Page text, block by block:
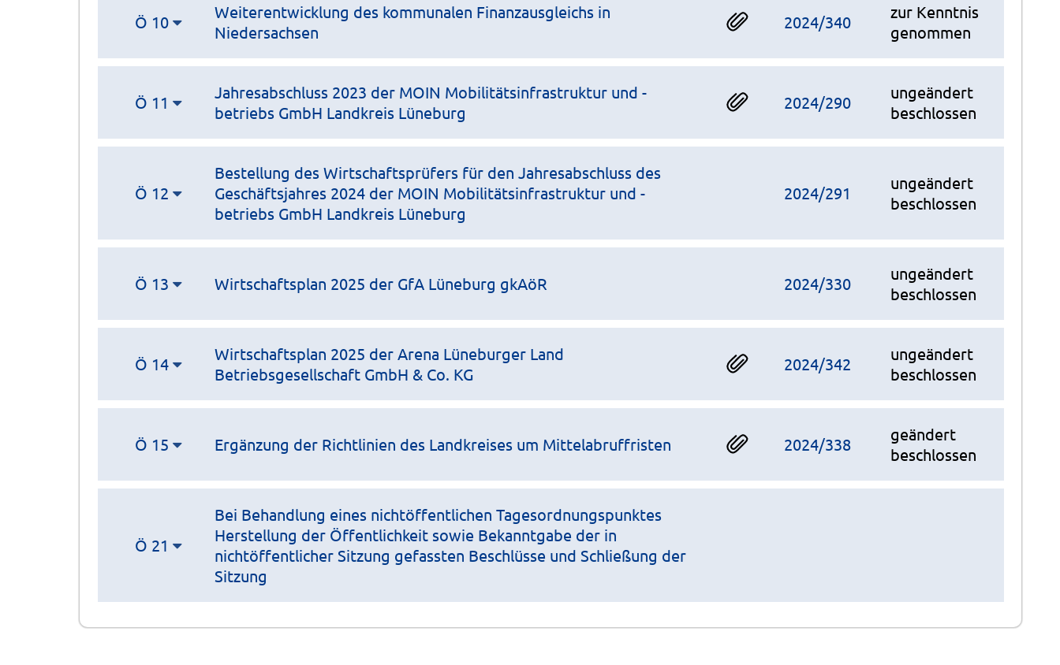
Ö 10
Weiterentwicklung des kommunalen Finanzausgleichs in
Niedersachsen
2024/340
zur Kenntnis
genommen
Ö 11
Jahresabschluss 2023 der MOIN Mobilitätsinfrastruktur und -
betriebs GmbH Landkreis Lüneburg
2024/290
ungeändert
beschlossen
Ö 12
Bestellung des Wirtschaftsprüfers für den Jahresabschluss des
Geschäftsjahres 2024 der MOIN Mobilitätsinfrastruktur und -
betriebs GmbH Landkreis Lüneburg
2024/291
ungeändert
beschlossen
Ö 13 Wirtschaftsplan 2025 der GfA Lüneburg gkAöR 2024/330
ungeändert
beschlossen
Ö 14
Wirtschaftsplan 2025 der Arena Lüneburger Land
Betriebsgesellschaft GmbH & Co. KG
2024/342
ungeändert
beschlossen
Ö 15 Ergänzung der Richtlinien des Landkreises um Mittelabruffristen 2024/338
geändert
beschlossen
Ö 21
Bei Behandlung eines nichtöffentlichen Tagesordnungspunktes
Herstellung der Öffentlichkeit sowie Bekanntgabe der in
nichtöffentlicher Sitzung gefassten Beschlüsse und Schließung der
Sitzung